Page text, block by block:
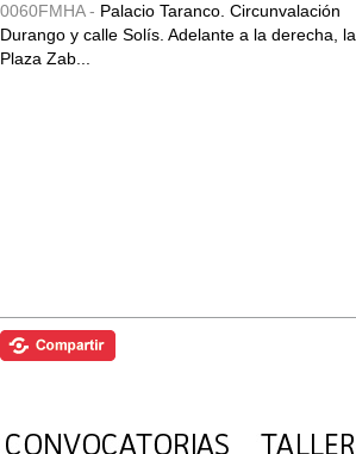
0060FMHA - Palacio Taranco. Circunvalación
Durango y calle Solís. Adelante a la derecha, la
Plaza Zab...